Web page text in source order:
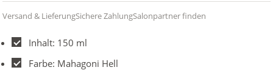
Versand & LieferungSichere ZahlungSalonpartner finden
Inhalt: 150 ml
Farbe: Mahagoni Hell